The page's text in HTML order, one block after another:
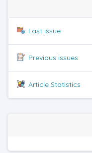
Last issue
Previous issues
Article Statistics